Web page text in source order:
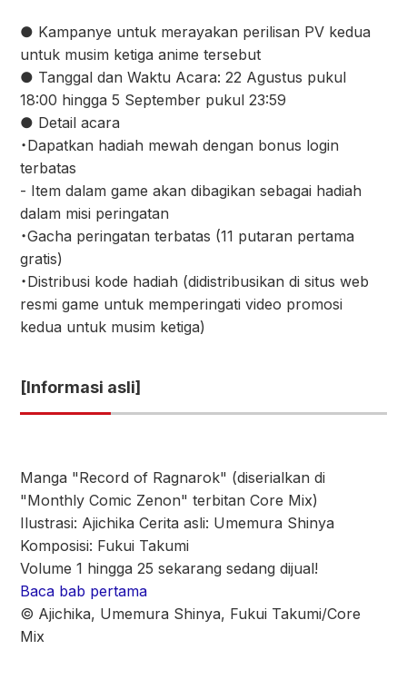
● Kampanye untuk merayakan perilisan PV kedua
untuk musim ketiga anime tersebut
● Tanggal dan Waktu Acara: 22 Agustus pukul
18:00 hingga 5 September pukul 23:59
● Detail acara
・Dapatkan hadiah mewah dengan bonus login
terbatas
- Item dalam game akan dibagikan sebagai hadiah
dalam misi peringatan
・Gacha peringatan terbatas (11 putaran pertama
gratis)
・Distribusi kode hadiah (didistribusikan di situs web
resmi game untuk memperingati video promosi
kedua untuk musim ketiga)
[Informasi asli]
Manga "Record of Ragnarok" (diserialkan di
"Monthly Comic Zenon" terbitan Core Mix)
Ilustrasi: Ajichika Cerita asli: Umemura Shinya
Komposisi: Fukui Takumi
Volume 1 hingga 25 sekarang sedang dijual!
Baca bab pertama
© Ajichika, Umemura Shinya, Fukui Takumi/Core
Mix